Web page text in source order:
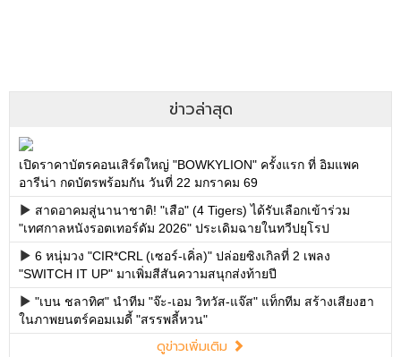
ข่าวล่าสุด
เปิดราคาบัตรคอนเสิร์ตใหญ่ "BOWKYLION" ครั้งแรก ที่ อิมแพค
อารีน่า กดบัตรพร้อมกัน วันที่ 22 มกราคม 69
สาดอาคมสู่นานาชาติ! "เสือ" (4 Tigers) ได้รับเลือกเข้าร่วม
"เทศกาลหนังรอตเทอร์ดัม 2026" ประเดิมฉายในทวีปยุโรป
6 หนุ่มวง "CIR*CRL (เซอร์-เคิ่ล)" ปล่อยซิงเกิลที่ 2 เพลง
"SWITCH IT UP" มาเพิ่มสีสันความสนุกส่งท้ายปี
"เบน ชลาทิศ" นำทีม "จ๊ะ-เอม วิทวัส-แจ๊ส" แท็กทีม สร้างเสียงฮา
ในภาพยนตร์คอมเมดี้ "สรรพลี้หวน"
ดูข่าวเพิ่มเติม